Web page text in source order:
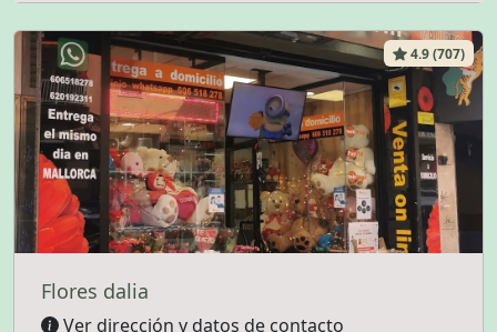
4.9 (707)
Flores dalia
Ver dirección y datos de contacto